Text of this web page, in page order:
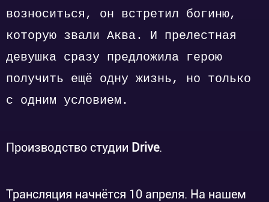
возноситься, он встретил богиню,
которую звали Аква. И прелестная
девушка сразу предложила герою
получить ещё одну жизнь, но только
с одним условием.
Производство студии Drive.
Трансляция начнётся 10 апреля. На нашем